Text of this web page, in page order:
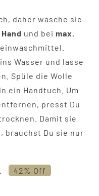
daher wasche sie
und bei max.
Wasser und lasse
Spüle die Wolle
ein Handtuch. Um
presst Du
Damit sie
brauchst Du sie nur
42% Off